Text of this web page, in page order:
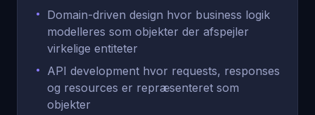
• Domain-driven design hvor business logik
modelleres som objekter der afspejler
virkelige entiteter
• API development hvor requests, responses
og resources er repræsenteret som
objekter